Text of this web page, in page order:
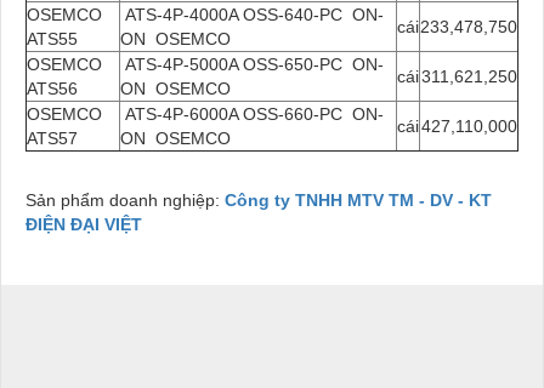
OSEMCO
ATS55
ATS-4P-4000A OSS-640-PC ON-
ON OSEMCO
cái233,478,750
OSEMCO
ATS56
ATS-4P-5000A OSS-650-PC ON-
ON OSEMCO
cái311,621,250
OSEMCO
ATS57
ATS-4P-6000A OSS-660-PC ON-
ON OSEMCO
cái427,110,000
Sản phẩm doanh nghiệp: Công ty TNHH MTV TM - DV - KT
ĐIỆN ĐẠI VIỆT